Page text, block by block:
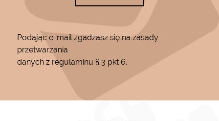
Podając e-mail zgadzasz się na zasady
przetwarzania
danych z regulaminu § 3 pkt 6.